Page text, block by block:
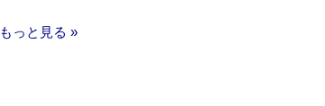
もっと見る »